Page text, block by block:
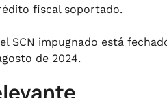
fiscal soportado.
SCN impugnado está
de 2024.